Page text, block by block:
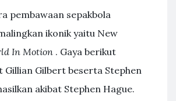
pembawaan sepakbola
ikonik yaitu New
In Motion . Gaya berikut
Gillian Gilbert beserta Stephen
akibat Stephen Hague.